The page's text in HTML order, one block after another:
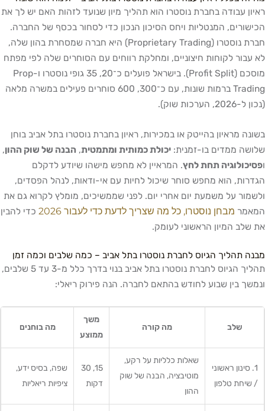
ראיון עבודה בחברת נוסטרו הוא תהליך מיון שנועד לזהות האם יש לך את
הכישורים, המנטליות ויחס הסיכון הנכון כדי לסחור בכסף של החברה.
חברת נוסטרו (Proprietary Trading) היא חברה שמסחרת בהון שלה,
לא עבור לקוחות חיצוניים, ומחלקת רווחים עם הסוחרים שלה לפי מפתח
מוסכם (Profit Split). בישראל פועלים כ־20, 35 גופי נוסטרו ו-Prop
Trading ברמות שונות, עם כ־300, 600 סוחרים פעילים במשרה מלאה
(נכון ל-2026, הערכות שוק).
בשונה מראיון בהייטק או במכירות, ראיון בחברת נוסטרו בתל אביב בוחן
שלושה ממדים בו-זמנית: יכולת כמותית ומתמטית, הבנה של שוק ההון,
ופסיכולוגיה תחת לחץ. המראיין לא מחפש מישהו שיודע לדקלם
הגדרות, הוא מחפש סוחר שיכול לחיות עם אי-ודאות, לנהל הפסדים,
ולשמור על משמעת יום אחרי יום. לפני שממשיכים, מומלץ לקרוא גם את
המאמר מבחן נוסטרו, כל מה שצריך לדעת כדי לעבור 2026
כדי להבין
את שלב המיון הראשוני לעומק.
מבנה תהליך הגיוס לחברת נוסטרו בתל אביב – כמה שלבים וכמה זמן
תהליך הגיוס לחברת נוסטרו בתל אביב בנוי בדרך כלל מ-3 עד 5 שלבים,
ונמשך בין שבוע לחודש בהתאם לחברה. הנה פירוק ריאלי:
שלב מה קורה
משך
ממוצע
מה בוחנים
1. סינון ראשוני
/ שיחת טלפון
שאלות כלליות על רקע,
מוטיבציה, הבנה של שוק
ההון
15, 30
דקות
שפה, בסיס ידע,
ציפיות ריאליות